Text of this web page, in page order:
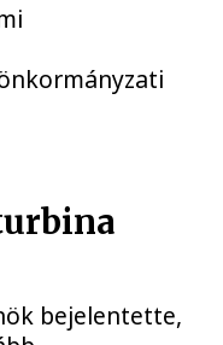
bejelentette,